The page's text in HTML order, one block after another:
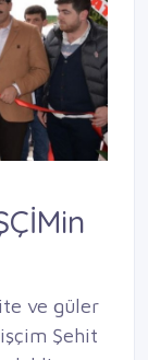
ve güler
Şehit